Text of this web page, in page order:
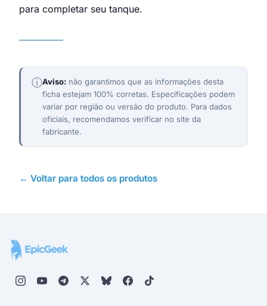
para completar seu tanque.
ⓘAviso:não garantimos que as informações desta
ficha estejam 100% corretas. Especificações podem
variar por região ou versão do produto. Para dados
oficiais, recomendamos verificar no site da
fabricante.
← Voltar para todos os produtos